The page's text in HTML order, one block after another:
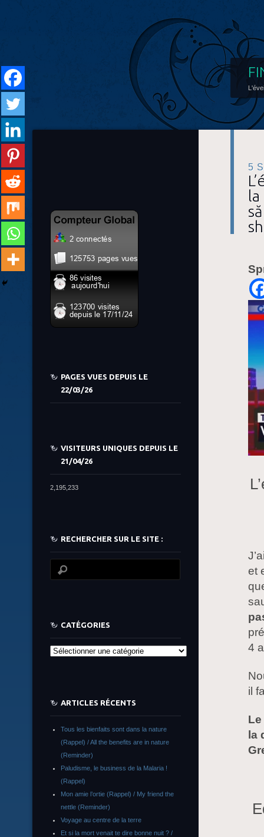
5
et
4
il
Le
la
PAGES VUES DEPUIS LE
22/03/26
VISITEURS UNIQUES DEPUIS LE
21/04/26
2,195,233
RECHERCHER SUR LE SITE :
CATÉGORIES
Catégories
ARTICLES RÉCENTS
Tous les bienfaits sont dans la nature
(Rappel) / All the benefits are in nature
(Reminder)
Paludisme, le business de la Malaria !
(Rappel)
Mon amie l’ortie (Rappel) / My friend the
nettle (Reminder)
Voyage au centre de la terre
Et si la mort venait te dire bonne nuit ? /